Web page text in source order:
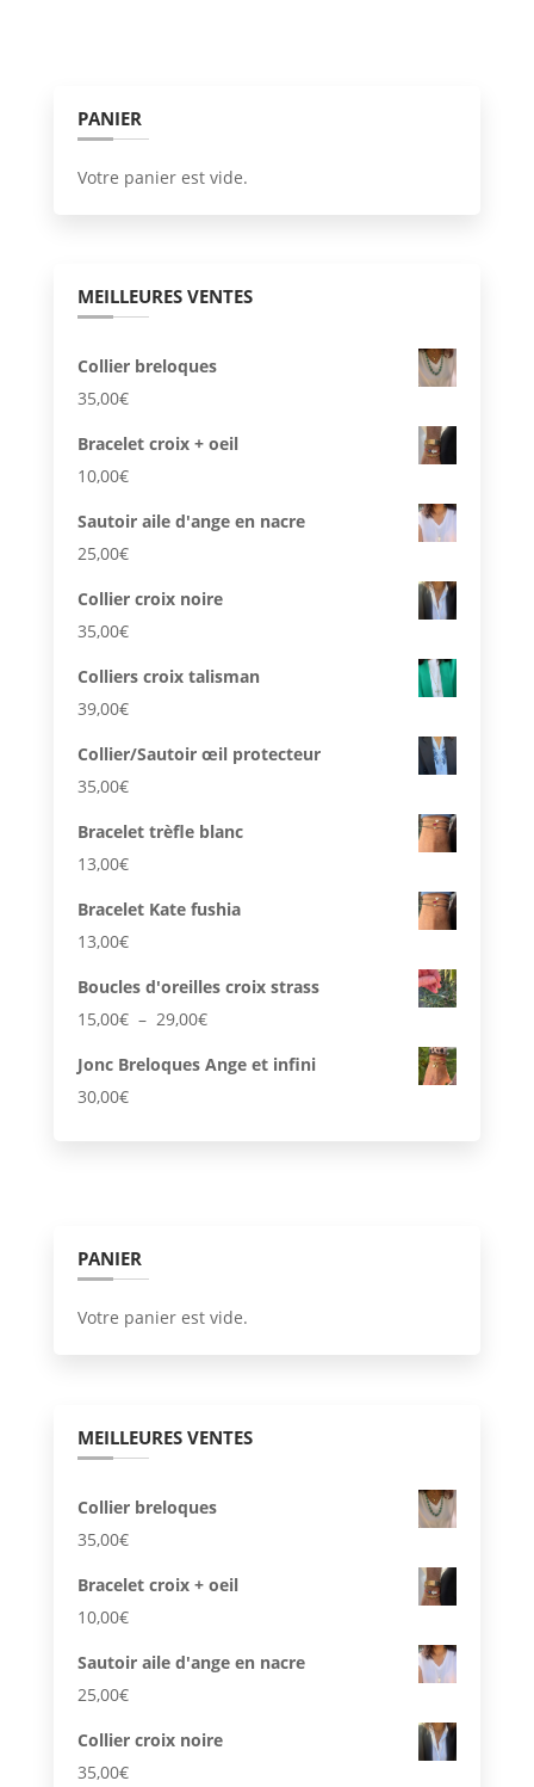
PANIER
Votre panier est vide.
MEILLEURES VENTES
Collier breloques
35,00€
Bracelet croix + oeil
10,00€
Sautoir aile d'ange en nacre
25,00€
Collier croix noire
35,00€
Colliers croix talisman
39,00€
Collier/Sautoir œil protecteur
35,00€
Bracelet trèfle blanc
13,00€
Bracelet Kate fushia
13,00€
Boucles d'oreilles croix strass
15,00€ – 29,00€Plage
prix :
Jonc Breloques Ange et infini
30,00€
PANIER
Votre panier est vide.
MEILLEURES VENTES
Collier breloques
35,00€
Bracelet croix + oeil
10,00€
Sautoir aile d'ange en nacre
25,00€
Collier croix noire
35,00€